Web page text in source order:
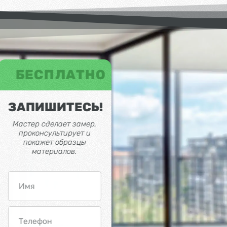
БЕСПЛАТНО
ЗАПИШИТЕСЬ!
Мастер сделает замер,
проконсультирует и
покажет образцы
материалов.